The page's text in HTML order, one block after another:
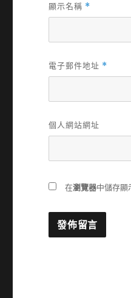
顯示名稱 *
電子郵件地址 *
個人網站網址
在瀏覽器中儲存顯